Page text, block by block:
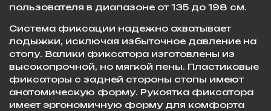
пользователя в диапазоне от 135 до 198 см.
Система фиксации надежно охватывает
лодыжки, исключая избыточное давление на
стопу. Валики фиксатора изготовлены из
высокопрочной, но мягкой пены. Пластиковые
фиксаторы с задней стороны стопы имеют
анатомическую форму. Рукоятка фиксатора
имеет эргономичную форму для комфорта